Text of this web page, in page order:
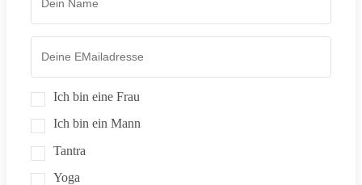
Ich bin eine Frau
Ich bin ein Mann
Tantra
Yoga